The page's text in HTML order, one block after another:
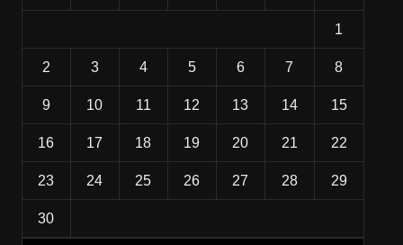
1
2 3 4 5 6 7 8
9 10 11 12 13 14 15
16 17 18 19 20 21 22
23 24 25 26 27 28 29
30